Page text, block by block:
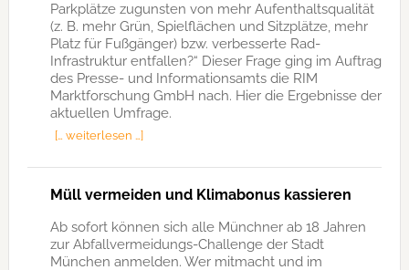
Parkplätze zugunsten von mehr Aufenthaltsqualität
(z. B. mehr Grün, Spielflächen und Sitzplätze, mehr
Platz für Fußgänger) bzw. verbesserte Rad-
Infrastruktur entfallen?“ Dieser Frage ging im Auftrag
des Presse- und Informationsamts die RIM
Marktforschung GmbH nach. Hier die Ergebnisse der
aktuellen Umfrage.
[… weiterlesen …]
Müll vermeiden und Klimabonus kassieren
Ab sofort können sich alle Münchner ab 18 Jahren
zur Abfallvermeidungs-Challenge der Stadt
München anmelden. Wer mitmacht und im